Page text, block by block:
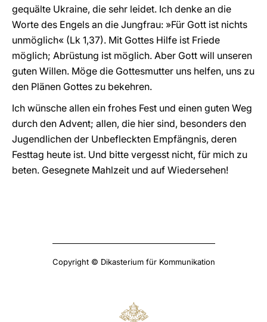
gequälte Ukraine, die sehr leidet. Ich denke an die
Worte des Engels an die Jungfrau: »Für Gott ist nichts
unmöglich« (Lk 1,37). Mit Gottes Hilfe ist Friede
möglich; Abrüstung ist möglich. Aber Gott will unseren
guten Willen. Möge die Gottesmutter uns helfen, uns zu
den Plänen Gottes zu bekehren.
Ich wünsche allen ein frohes Fest und einen guten Weg
durch den Advent; allen, die hier sind, besonders den
Jugendlichen der Unbefleckten Empfängnis, deren
Festtag heute ist. Und bitte vergesst nicht, für mich zu
beten. Gesegnete Mahlzeit und auf Wiedersehen!
Copyright © Dikasterium für Kommunikation